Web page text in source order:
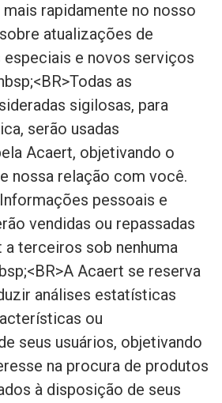
rapidamente no nosso
atualizações de
e novos serviços
as
sigilosas, para
serão usadas
Acaert, objetivando o
nossa relação com você.
pessoais e
vendidas ou repassadas
a terceiros sob nenhuma
Acaert se reserva
análises estatísticas
ou
seus usuários, objetivando
na procura de produtos
à disposição de seus